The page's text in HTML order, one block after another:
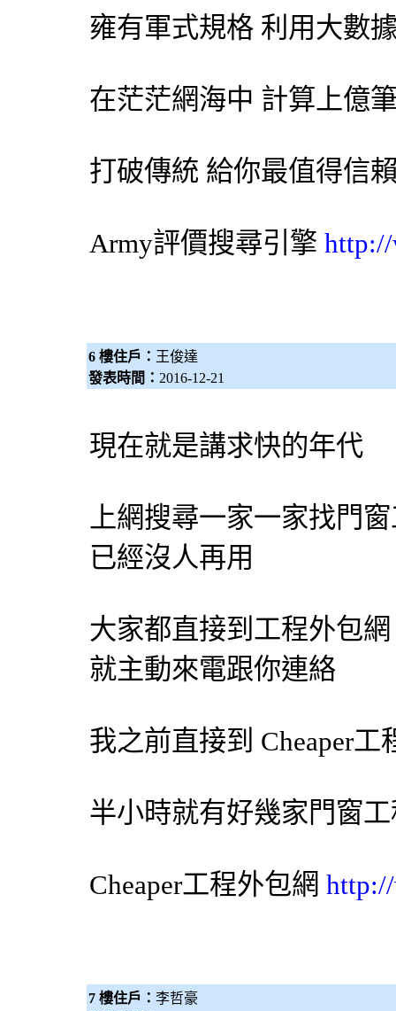
雍有軍式規格 利用大數
在茫茫網海中 計算上億
打破傳統 給你最值得信
Army評價搜尋引擎
6 樓住戶： 王俊達
發表時間： 2016-12-21
現在就是講求快的年代
上網搜尋一家一家找門
已經沒人再用
大家都直接到工程外包網
就主動來電跟你連絡
我之前直接到 Cheaper工
半小時就有好幾家門窗
Cheaper工程外包網
7 樓住戶： 李哲豪